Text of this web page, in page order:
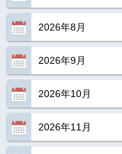
2026年8月
2026年9月
2026年10月
2026年11月